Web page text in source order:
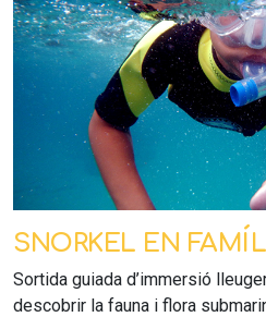
SNORKEL EN
Sortida guiada d’immersió
descobrir la fauna i flora